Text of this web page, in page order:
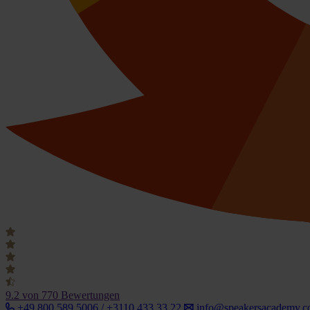
9.2 von 770 Bewertungen
+49 800 589 5006 / +3110 433 33 22